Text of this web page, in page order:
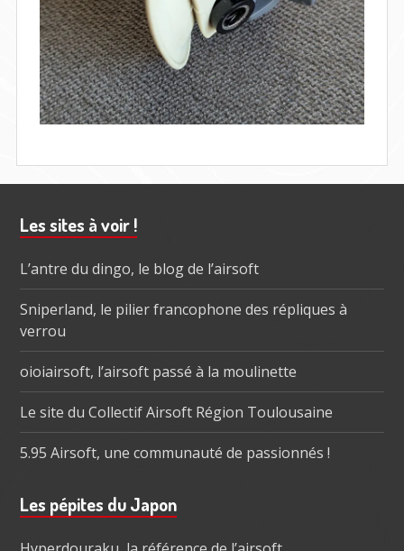
Barre
subsidiaire
Les sites à voir !
L’antre du dingo, le blog de l’airsoft
Sniperland, le pilier francophone des répliques à
verrou
oioiairsoft, l’airsoft passé à la moulinette
Le site du Collectif Airsoft Région Toulousaine
5.95 Airsoft, une communauté de passionnés !
Les pépites du Japon